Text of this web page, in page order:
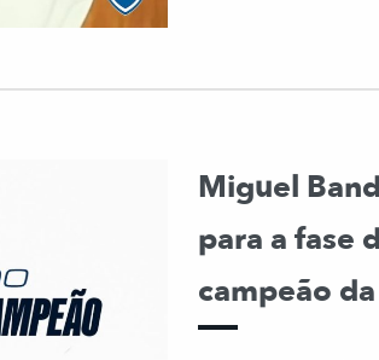
Miguel
para a fase
campeão